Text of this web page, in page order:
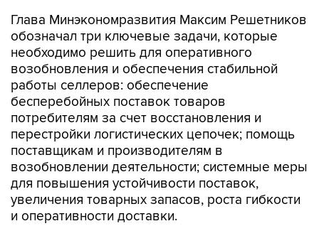
Глава Минэкономразвития Максим Решетников
обозначал три ключевые задачи, которые
необходимо решить для оперативного
возобновления и обеспечения стабильной
работы селлеров: обеспечение
бесперебойных поставок товаров
потребителям за счет восстановления и
перестройки логистических цепочек; помощь
поставщикам и производителям в
возобновлении деятельности; системные меры
для повышения устойчивости поставок,
увеличения товарных запасов, роста гибкости
и оперативности доставки.